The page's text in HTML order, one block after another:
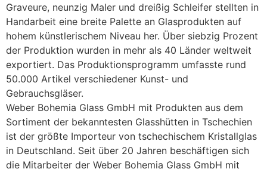
Graveure, neunzig Maler und dreißig Schleifer stellten in
Handarbeit eine breite Palette an Glasprodukten auf
hohem künstlerischem Niveau her. Über siebzig Prozent
der Produktion wurden in mehr als 40 Länder weltweit
exportiert. Das Produktionsprogramm umfasste rund
50.000 Artikel verschiedener Kunst- und
Gebrauchsgläser.
Weber Bohemia Glass GmbH mit Produkten aus dem
Sortiment der bekanntesten Glasshütten in Tschechien
ist der größte Importeur von tschechischem Kristallglas
in Deutschland. Seit über 20 Jahren beschäftigen sich
die Mitarbeiter der Weber Bohemia Glass GmbH mit